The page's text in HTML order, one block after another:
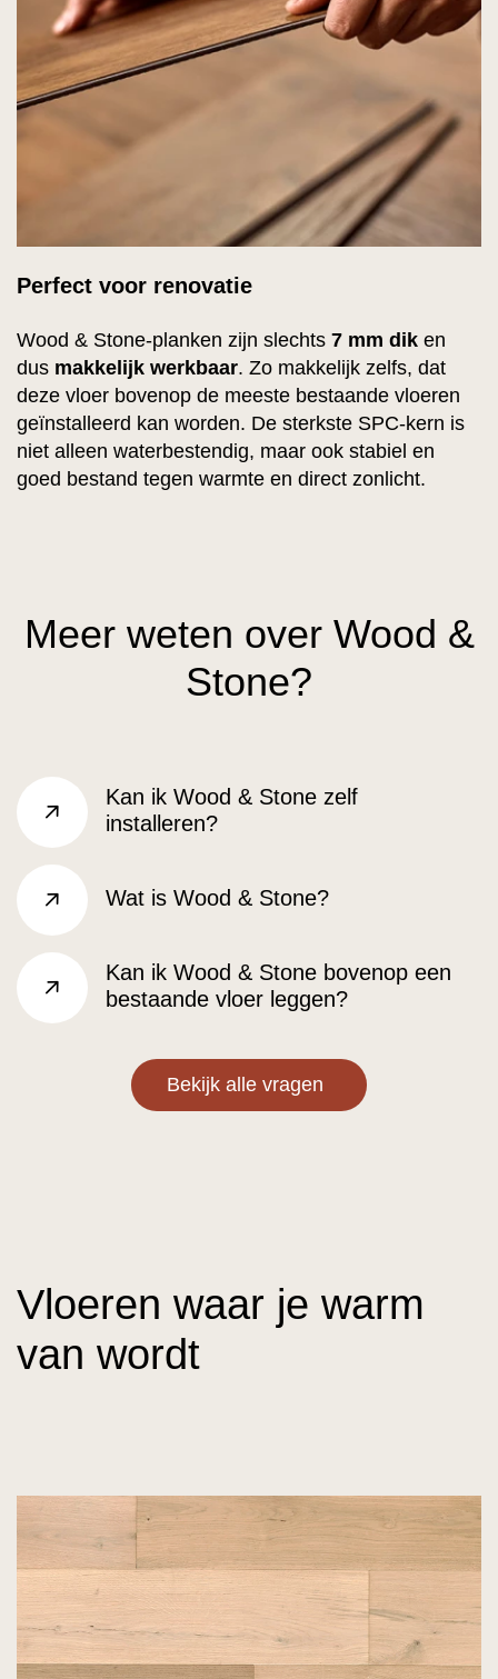
Perfect voor renovatie
Wood & Stone-planken zijn slechts 7 mm dik en
dus makkelijk werkbaar. Zo makkelijk zelfs, dat
deze vloer bovenop de meeste bestaande vloeren
geïnstalleerd kan worden. De sterkste SPC-kern is
niet alleen waterbestendig, maar ook stabiel en
goed bestand tegen warmte en direct zonlicht.
Meer weten over Wood &
Stone?
rechts
Kan ik Wood & Stone zelf
installeren?
rechts
Wat is Wood & Stone?
rechts
Kan ik Wood & Stone bovenop een
bestaande vloer leggen?
Bekijk alle vragen
Vloeren waar je warm
van wordt